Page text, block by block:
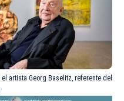
artista Georg Baselitz, referente del